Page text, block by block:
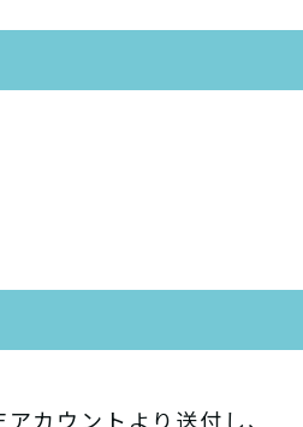
カウントより送付し、